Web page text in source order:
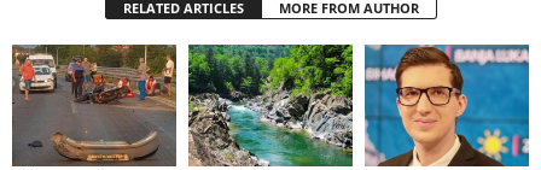
RELATED ARTICLES MORE FROM AUTHOR